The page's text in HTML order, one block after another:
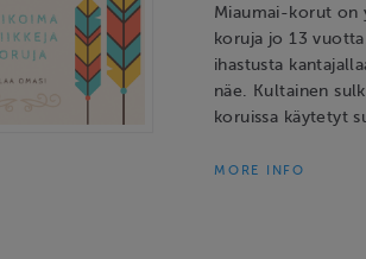
Miaumai-korut on
koruja jo 13
ihastusta
näe. Kultainen
koruissa käytetyt
MORE INFO